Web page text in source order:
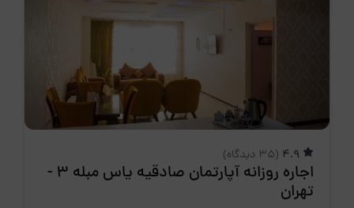
(35 دیدگاه)
اجاره روزانه آپارتمان صادقیه یاس مبله 3 -
تهران